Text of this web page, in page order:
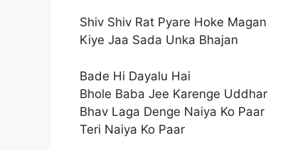
Shiv Shiv Rat Pyare Hoke Magan
Kiye Jaa Sada Unka Bhajan
Bade Hi Dayalu Hai
Bhole Baba Jee Karenge Uddhar
Bhav Laga Denge Naiya Ko Paar
Teri Naiya Ko Paar